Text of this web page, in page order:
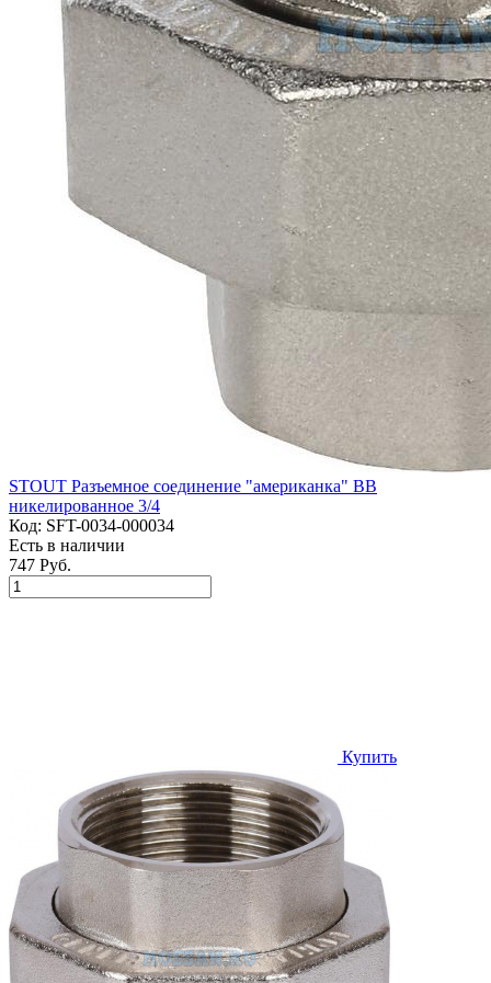
STOUT Разъемное соединение "американка" ВВ
никелированное 3/4
Код: SFT-0034-000034
Есть в наличии
747 Руб.
Купить